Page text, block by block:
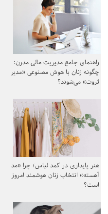
راهنمای جامع مدیریت مالی مدرن:
چگونه زنان با هوش مصنوعی «مدیر
ثروت» می‌شوند؟
هنر پایداری در کمد لباس؛ چرا «مد
آهسته» انتخاب زنان هوشمند امروز
است؟